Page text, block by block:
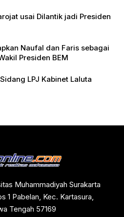
usai Dilantik jadi Presiden
Naufal dan Faris sebagai
Presiden BEM
LPJ Kabinet Laluta
Muhammadiyah Surakarta
1 Pabelan, Kec. Kartasura,
Tengah 57169